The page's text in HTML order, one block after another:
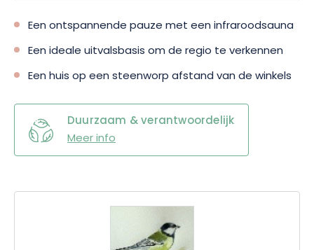
Een ontspannende pauze met een infraroodsauna
Een ideale uitvalsbasis om de regio te verkennen
Een huis op een steenworp afstand van de winkels
Duurzaam & verantwoordelijk
Meer info